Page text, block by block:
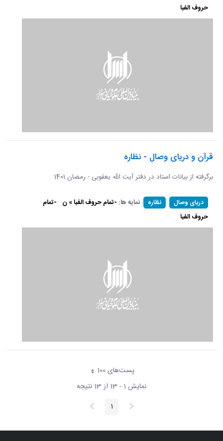
حروف الفبا
قرآن و دریای وصال - نظاره
برگرفته از بیانات استاد در دفتر آیت الله یعقوبی - رمضان 1401
دریای وصال نظاره نمایه ها: -تمام حروف الفبا » ن -تمام
حروف الفبا
پست‌‌های 100هر صفحه
نمایش 1 - 13 از 13 نتیجه
پیغام
قبلی صفحه1 صفحه
بعد